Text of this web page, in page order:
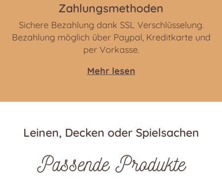
Zahlungsmethoden
Sichere Bezahlung dank SSL Verschlüsselung.
Bezahlung möglich über Paypal, Kreditkarte und
per Vorkasse.
Mehr lesen
Leinen, Decken oder Spielsachen
Passende Produkte